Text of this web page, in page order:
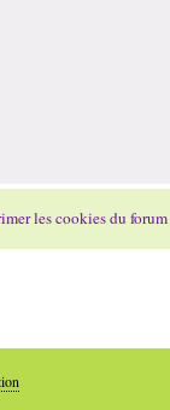
les cookies du forum